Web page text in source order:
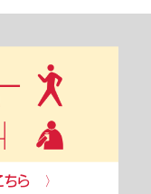
ちら